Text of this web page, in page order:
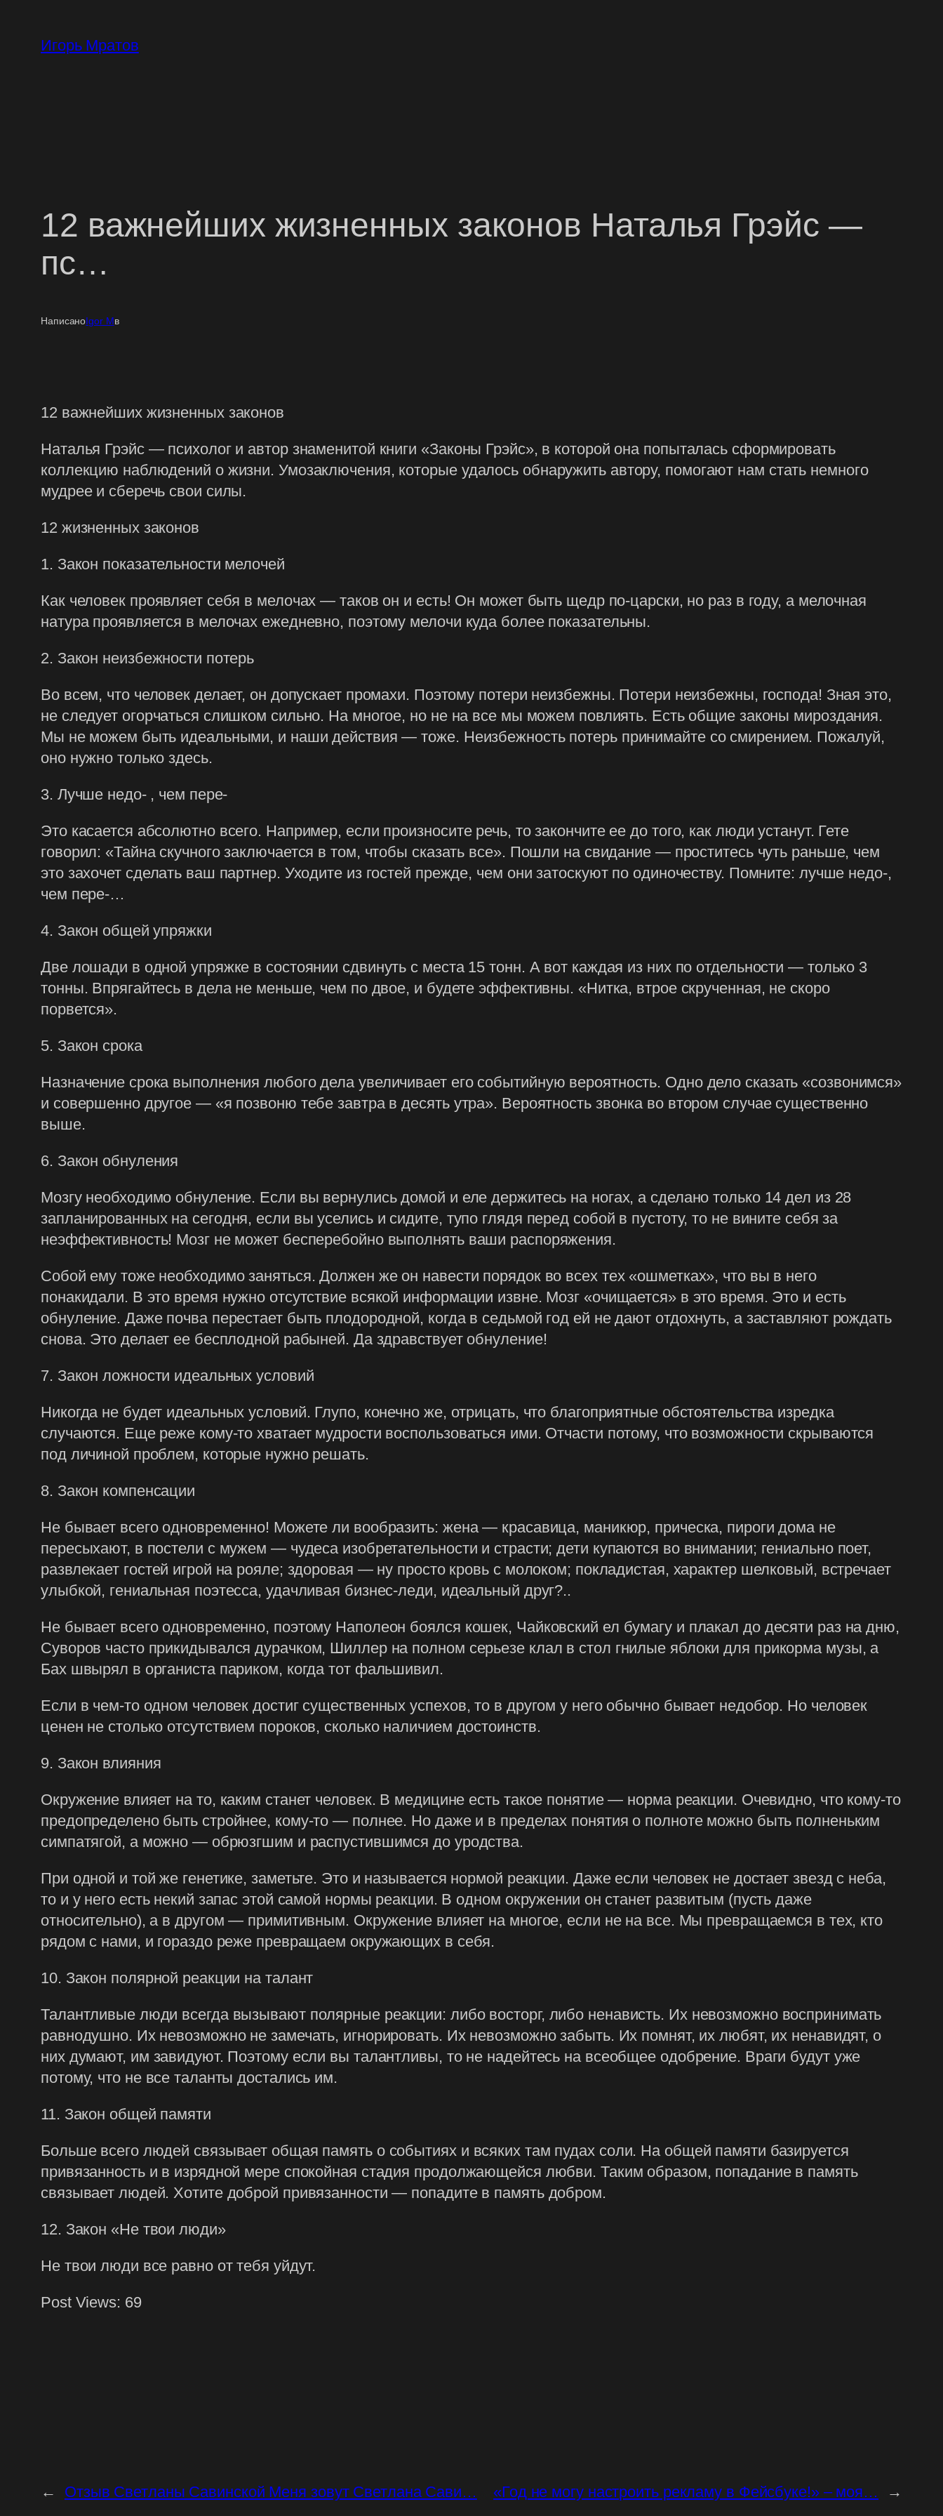
содержимому
Игорь Мратов
12 важнейших жизненных законов Наталья Грэйс —
пс…
НаписаноIgor Mв
12 важнейших жизненных законов
Наталья Грэйс — психолог и автор знаменитой книги «Законы Грэйс», в которой она попыталась сформировать
коллекцию наблюдений о жизни. Умозаключения, которые удалось обнаружить автору, помогают нам стать немного
мудрее и сберечь свои силы.
12 жизненных законов
1. Закон показательности мелочей
Как человек проявляет себя в мелочах — таков он и есть! Он может быть щедр по-царски, но раз в году, а мелочная
натура проявляется в мелочах ежедневно, поэтому мелочи куда более показательны.
2. Закон неизбежности потерь
Во всем, что человек делает, он допускает промахи. Поэтому потери неизбежны. Потери неизбежны, господа! Зная это,
не следует огорчаться слишком сильно. На многое, но не на все мы можем повлиять. Есть общие законы мироздания.
Мы не можем быть идеальными, и наши действия — тоже. Неизбежность потерь принимайте со смирением. Пожалуй,
оно нужно только здесь.
3. Лучше недо- , чем пере-
Это касается абсолютно всего. Например, если произносите речь, то закончите ее до того, как люди устанут. Гете
говорил: «Тайна скучного заключается в том, чтобы сказать все». Пошли на свидание — проститесь чуть раньше, чем
это захочет сделать ваш партнер. Уходите из гостей прежде, чем они затоскуют по одиночеству. Помните: лучше недо-,
чем пере-…
4. Закон общей упряжки
Две лошади в одной упряжке в состоянии сдвинуть с места 15 тонн. А вот каждая из них по отдельности — только 3
тонны. Впрягайтесь в дела не меньше, чем по двое, и будете эффективны. «Нитка, втрое скрученная, не скоро
порвется».
5. Закон срока
Назначение срока выполнения любого дела увеличивает его событийную вероятность. Одно дело сказать «созвонимся»
и совершенно другое — «я позвоню тебе завтра в десять утра». Вероятность звонка во втором случае существенно
выше.
6. Закон обнуления
Мозгу необходимо обнуление. Если вы вернулись домой и еле держитесь на ногах, а сделано только 14 дел из 28
запланированных на сегодня, если вы уселись и сидите, тупо глядя перед собой в пустоту, то не вините себя за
неэффективность! Мозг не может бесперебойно выполнять ваши распоряжения.
Собой ему тоже необходимо заняться. Должен же он навести порядок во всех тех «ошметках», что вы в него
понакидали. В это время нужно отсутствие всякой информации извне. Мозг «очищается» в это время. Это и есть
обнуление. Даже почва перестает быть плодородной, когда в седьмой год ей не дают отдохнуть, а заставляют рождать
снова. Это делает ее бесплодной рабыней. Да здравствует обнуление!
7. Закон ложности идеальных условий
Никогда не будет идеальных условий. Глупо, конечно же, отрицать, что благоприятные обстоятельства изредка
случаются. Еще реже кому-то хватает мудрости воспользоваться ими. Отчасти потому, что возможности скрываются
под личиной проблем, которые нужно решать.
8. Закон компенсации
Не бывает всего одновременно! Можете ли вообразить: жена — красавица, маникюр, прическа, пироги дома не
пересыхают, в постели с мужем — чудеса изобретательности и страсти; дети купаются во внимании; гениально поет,
развлекает гостей игрой на рояле; здоровая — ну просто кровь с молоком; покладистая, характер шелковый, встречает
улыбкой, гениальная поэтесса, удачливая бизнес-леди, идеальный друг?..
Не бывает всего одновременно, поэтому Наполеон боялся кошек, Чайковский ел бумагу и плакал до десяти раз на дню,
Суворов часто прикидывался дурачком, Шиллер на полном серьезе клал в стол гнилые яблоки для прикорма музы, а
Бах швырял в органиста париком, когда тот фальшивил.
Если в чем-то одном человек достиг существенных успехов, то в другом у него обычно бывает недобор. Но человек
ценен не столько отсутствием пороков, сколько наличием достоинств.
9. Закон влияния
Окружение влияет на то, каким станет человек. В медицине есть такое понятие — норма реакции. Очевидно, что кому-то
предопределено быть стройнее, кому-то — полнее. Но даже и в пределах понятия о полноте можно быть полненьким
симпатягой, а можно — обрюзгшим и распустившимся до уродства.
При одной и той же генетике, заметьте. Это и называется нормой реакции. Даже если человек не достает звезд с неба,
то и у него есть некий запас этой самой нормы реакции. В одном окружении он станет развитым (пусть даже
относительно), а в другом — примитивным. Окружение влияет на многое, если не на все. Мы превращаемся в тех, кто
рядом с нами, и гораздо реже превращаем окружающих в себя.
10. Закон полярной реакции на талант
Талантливые люди всегда вызывают полярные реакции: либо восторг, либо ненависть. Их невозможно воспринимать
равнодушно. Их невозможно не замечать, игнорировать. Их невозможно забыть. Их помнят, их любят, их ненавидят, о
них думают, им завидуют. Поэтому если вы талантливы, то не надейтесь на всеобщее одобрение. Враги будут уже
потому, что не все таланты достались им.
11. Закон общей памяти
Больше всего людей связывает общая память о событиях и всяких там пудах соли. На общей памяти базируется
привязанность и в изрядной мере спокойная стадия продолжающейся любви. Таким образом, попадание в память
связывает людей. Хотите доброй привязанности — попадите в память добром.
12. Закон «Не твои люди»
Не твои люди все равно от тебя уйдут.
Post Views: 69
← Отзыв Светланы Савинской Меня зовут Светлана Сави… «Год не могу настроить рекламу в Фейсбуке!» – моя… →